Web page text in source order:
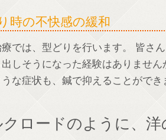
時の不快感の緩和
では、型どりを行います。 皆さ
しそうになった経験はありません
な症状も、鍼で抑えることができ
クロードのように、